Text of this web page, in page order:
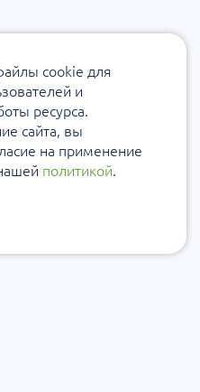
cookie для
и
ресурса.
сайта, вы
на применение
политикой.